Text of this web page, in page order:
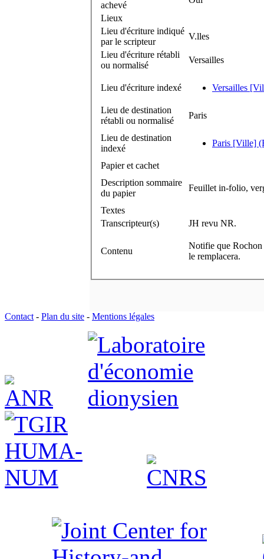
achevé
Lieux
Lieu d'écriture indiqué
par le scripteur
V.lles
Lieu d'écriture rétabli
ou normalisé
Versailles
Lieu d'écriture indexé Versailles
Lieu de destination
rétabli ou normalisé
Paris
Lieu de destination
indexé
Paris [Ville]
Papier et cachet
Description sommaire
du papier
Feuillet in-folio,
Textes
Transcripteur(s)
JH revu NR.
Contenu
Notifie que Rochon
le remplacera.
Contact - Plan du site - Mentions légales